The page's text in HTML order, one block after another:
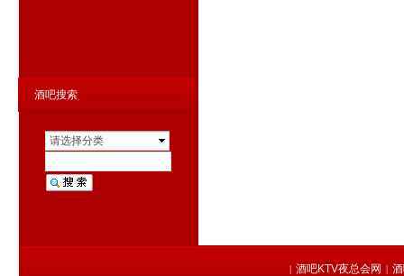
酒吧搜索
请选择分类
| 酒吧KTV夜总会网 |